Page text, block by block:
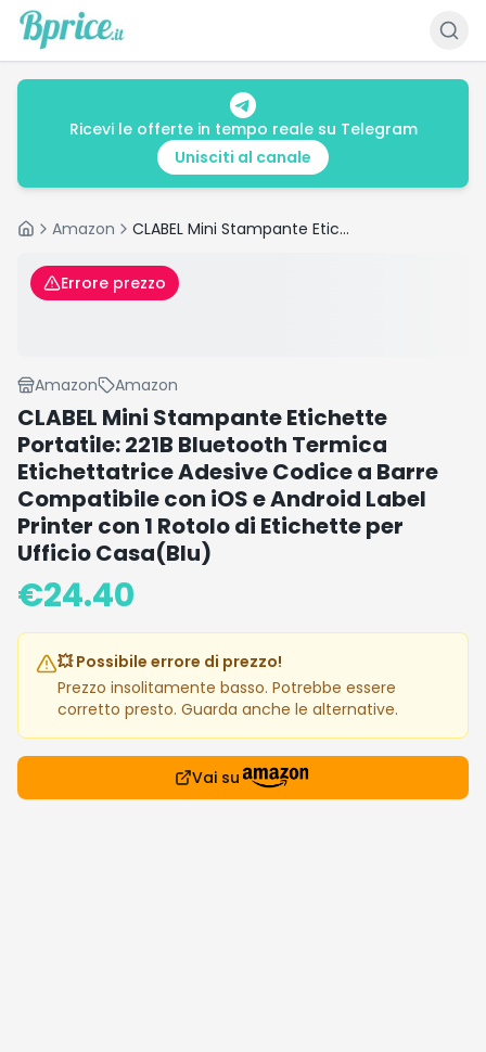
Ricevi le offerte in tempo reale su Telegram
Unisciti al canale
HomeAmazon CLABEL Mini Stampante Etichette Portatile: 221B Bluetooth Termica Etichettatrice Adesive Codice a Barre Compatibile con iOS e Android Label Printer con 1 Rotolo di Etichette per Ufficio Casa(Blu)
Errore prezzo
Amazon Amazon
CLABEL Mini Stampante Etichette
Portatile: 221B Bluetooth Termica
Etichettatrice Adesive Codice a Barre
Compatibile con iOS e Android Label
Printer con 1 Rotolo di Etichette per
Ufficio Casa(Blu)
€24.40
💥 Possibile errore di prezzo!
Prezzo insolitamente basso. Potrebbe essere
corretto presto. Guarda anche le alternative.
Vai su